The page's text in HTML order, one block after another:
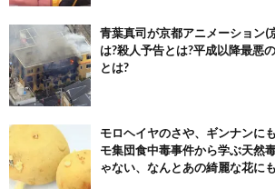
青葉真司が京都アニメーション(
は?殺人予告とは?平成以降最悪
とは?
モロヘイヤのさや、ギンナンに
モ集団食中毒事件から学ぶ天然
ゃない、なんとあの綺麗な花に